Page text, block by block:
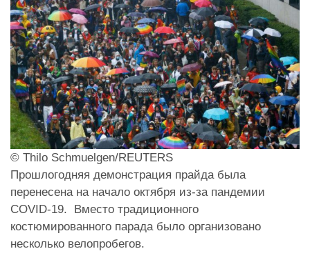
© Thilo Schmuelgen/REUTERS
Прошлогодняя демонстрация прайда была
перенесена на начало октября из-за пандемии
COVID-19. Вместо традиционного
костюмированного парада было организовано
несколько велопробегов.